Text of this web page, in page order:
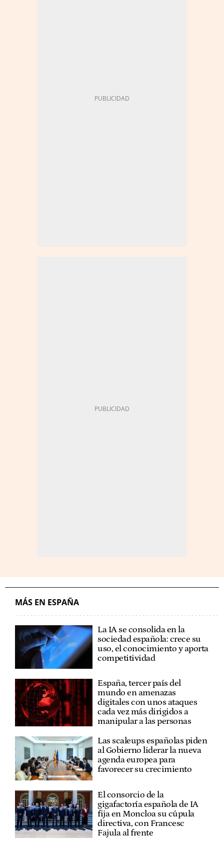
MÁS EN ESPAÑA
La IA se consolida en la
sociedad española: crece su
uso, el conocimiento y aporta
competitividad
España, tercer país del
mundo en amenazas
digitales con unos ataques
cada vez más dirigidos a
manipular a las personas
Las scaleups españolas piden
al Gobierno liderar la nueva
agenda europea para
favorecer su crecimiento
El consorcio de la
gigafactoría española de IA
fija en Moncloa su cúpula
directiva, con Francesc
Fajula al frente